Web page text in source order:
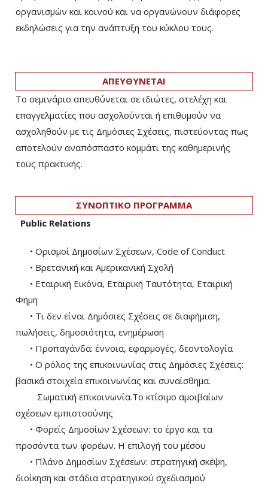
οργανισμών και κοινού και να οργανώνουν διάφορες
εκδηλώσεις για την ανάπτυξη του κύκλου τους.
ΑΠΕΥΘΥΝΕΤΑΙ
Το σεμινάριο απευθύνεται σε ιδιώτες, στελέχη και
επαγγελματίες που ασχολούνται ή επιθυμούν να
ασχοληθούν με τις Δημόσιες Σχέσεις, πιστεύοντας πως
αποτελούν αναπόσπαστο κομμάτι της καθημερινής
τους πρακτικής.
ΣΥΝΟΠΤΙΚΟ ΠΡΟΓΡΑΜΜΑ
Public Relations
• Ορισμοί Δημοσίων Σχέσεων, Code of Conduct
• Βρετανική και Αμερικανική Σχολή
• Εταιρική Εικόνα, Εταιρική Ταυτότητα, Εταιρική
Φήμη
• Τι δεν είναι Δημόσιες Σχέσεις σε διαφήμιση,
πωλήσεις, δημοσιότητα, ενημέρωση
• Προπαγάνδα: έννοια, εφαρμογές, δεοντολογία
• Ο ρόλος της επικοινωνίας στις Δημόσιες Σχέσεις:
βασικά στοιχεία επικοινωνίας και συναίσθημα.
Σωματική επικοινωνία.Το κτίσιμο αμοιβαίων
σχέσεων εμπιστοσύνης
• Φορείς Δημοσίων Σχέσεων: το έργο και τα
προσόντα των φορέων. Η επιλογή του μέσου
• Πλάνο Δημοσίων Σχέσεων: στρατηγική σκέψη,
διοίκηση και στάδια στρατηγικού σχεδιασμού